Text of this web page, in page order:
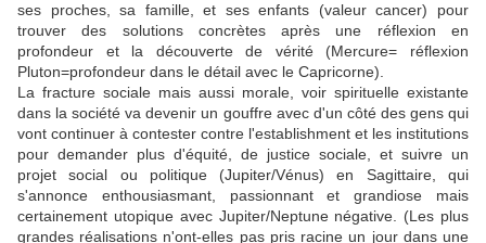
ses proches, sa famille, et ses enfants (valeur cancer) pour
trouver des solutions concrètes après une réflexion en
profondeur et la découverte de vérité (Mercure= réflexion
Pluton=profondeur dans le détail avec le Capricorne).
La fracture sociale mais aussi morale, voir spirituelle existante
dans la société va devenir un gouffre avec d'un côté des gens qui
vont continuer à contester contre l'establishment et les institutions
pour demander plus d'équité, de justice sociale, et suivre un
projet social ou politique (Jupiter/Vénus) en Sagittaire, qui
s'annonce enthousiasmant, passionnant et grandiose mais
certainement utopique avec Jupiter/Neptune négative. (Les plus
grandes réalisations n'ont-elles pas pris racine un jour dans une